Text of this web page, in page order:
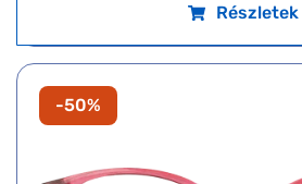
Részletek
-50%